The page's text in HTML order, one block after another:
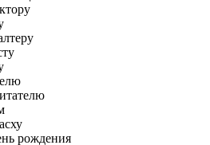
рождения